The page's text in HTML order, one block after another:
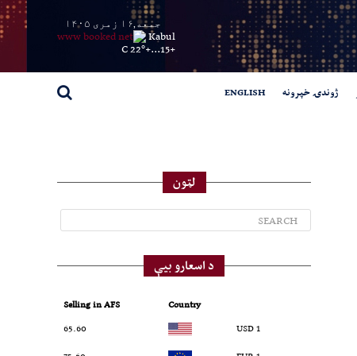
جمعه,۱۶ زمری ۱۴۰۵
Kabul
+
15...
+
22° C
ژوندۍ خپرونه ENGLISH
لټون
د اسعارو بیې
Country
Selling in AFS
1 USD
65.60